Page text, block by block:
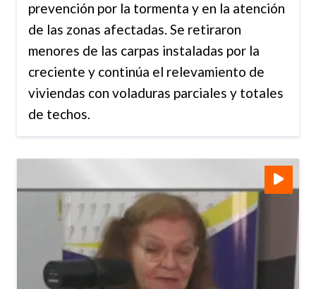
prevención por la tormenta y en la atención
de las zonas afectadas. Se retiraron
menores de las carpas instaladas por la
creciente y continúa el relevamiento de
viviendas con voladuras parciales y totales
de techos.